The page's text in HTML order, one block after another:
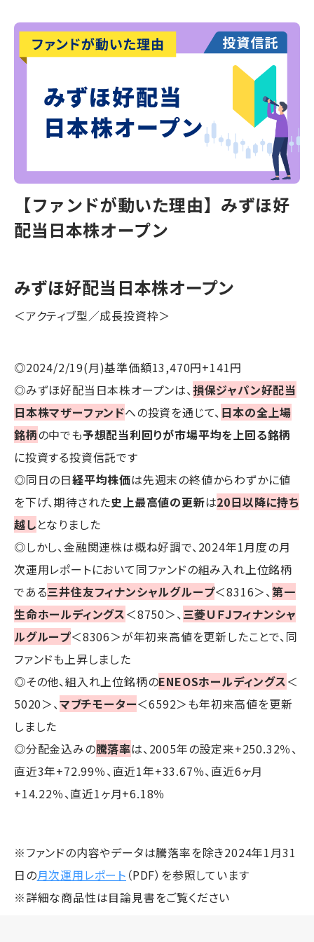
【ファンドが動いた理由】みずほ好
配当日本株オープン
みずほ好配当日本株オープン
＜アクティブ型／成長投資枠＞
◎2024/2/19(月)基準価額13,470円+141円
◎みずほ好配当日本株オープンは、損保ジャパン好配当
日本株マザーファンドへの投資を通じて、 日本の全上場
銘柄の中でも予想配当利回りが市場平均を上回る銘柄
に投資する投資信託です
◎同日の日経平均株価は先週末の終値からわずかに値
を下げ、期待された史上最高値の更新は20日以降に持ち
越しとなりました
◎しかし、金融関連株は概ね好調で、2024年1月度の月
次運用レポートにおいて同ファンドの組み入れ上位銘柄
である三井住友フィナンシャルグループ＜8316＞、第一
生命ホールディングス＜8750＞、 三菱ＵＦＪフィナンシャ
ルグループ＜8306＞が年初来高値を更新したことで、同
ファンドも上昇しました
◎その他、組入れ上位銘柄のENEOSホールディングス＜
5020＞、マブチモーター＜6592＞も年初来高値を更新
しました
◎分配金込みの騰落率は、2005年の設定来+250.32％、
直近3年+72.99％、直近1年+33.67％、直近6ヶ月
+14.22％、直近1ヶ月+6.18％
※ファンドの内容やデータは騰落率を除き2024年1月31
日の月次運用レポート （PDF）を参照しています
※詳細な商品性は目論見書をご覧ください